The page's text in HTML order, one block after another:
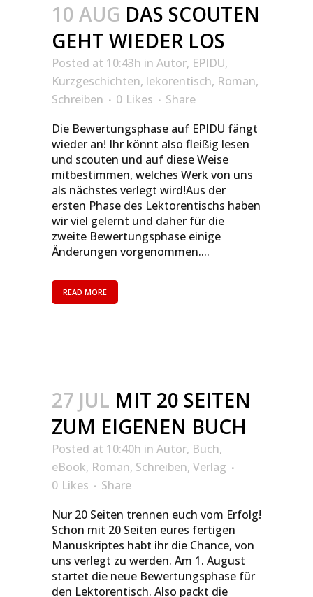
10 AUG DAS SCOUTEN
GEHT WIEDER LOS
Posted at 10:43h in Autor, EPIDU,
Kurzgeschichten, lekorentisch, Roman,
Schreiben
0 Likes
Share
Die Bewertungsphase auf EPIDU fängt
wieder an! Ihr könnt also fleißig lesen
und scouten und auf diese Weise
mitbestimmen, welches Werk von uns
als nächstes verlegt wird!Aus der
ersten Phase des Lektorentischs haben
wir viel gelernt und daher für die
zweite Bewertungsphase einige
Änderungen vorgenommen....
READ MORE
27 JUL MIT 20 SEITEN
ZUM EIGENEN BUCH
Posted at 10:40h in Autor, Buch,
eBook, Roman, Schreiben, Verlag
0 Likes
Share
Nur 20 Seiten trennen euch vom Erfolg!
Schon mit 20 Seiten eures fertigen
Manuskriptes habt ihr die Chance, von
uns verlegt zu werden. Am 1. August
startet die neue Bewertungsphase für
den Lektorentisch. Also packt die